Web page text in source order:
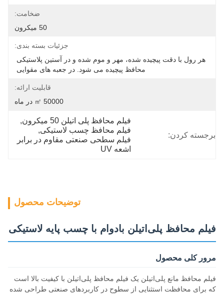
ضخامت:
50 میکرون
جزئیات بسته بندی:
محافظ پیچیده می شود. در جعبه های مقوایی
قابلیت ارائه:
50000 ㎡ در ماه
برجسته کردن:
فیلم محافظ پلی اتیلن 50 میکرون
,
فیلم محافظ چسب لاستیکی ,
فیلم سطحی صنعتی مقاوم در برابر
اشعه UV
توضیحات محصول
فیلم محافظ پلی‌اتیلن بادوام با چسب پایه لاستیکی
مرور کلی محصول
فیلم محافظ مانع پلی‌اتیلن یک فیلم محافظ پلی‌اتیلن با کیفیت بالا است
که برای محافظت استثنایی از سطوح در کاربردهای صنعتی طراحی شده